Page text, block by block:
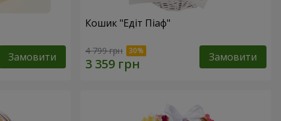
Замовити
Кошик "Едіт Піаф"
4 799 грн Замовити